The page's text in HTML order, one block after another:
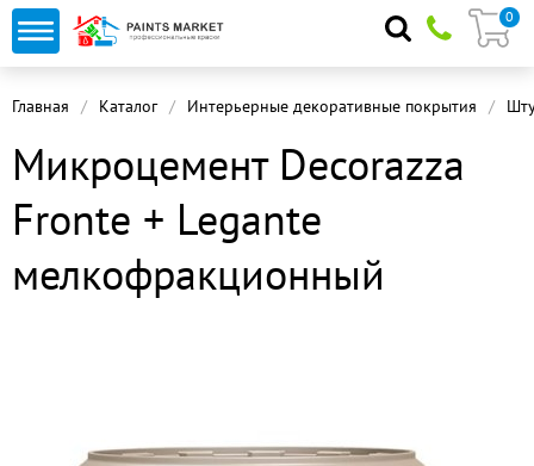
0
Главная Каталог Интерьерные декоративные покрытия
Микроцемент Decorazza
Fronte + Legante
мелкофракционный